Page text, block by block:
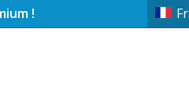
!